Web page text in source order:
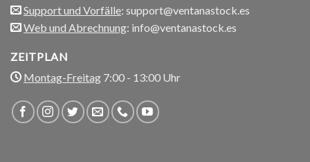
Support und Vorfälle: support@ventanastock.es
Web und Abrechnung: info@ventanastock.es
ZEITPLAN
Montag-Freitag 7:00 - 13:00 Uhr